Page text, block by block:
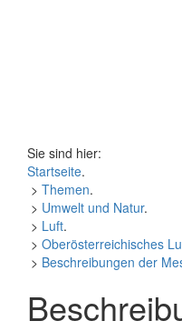
Sie sind hier:
Startseite.
> Themen.
> Umwelt und Natur.
> Luft.
> Oberösterreichisches
> Beschreibungen der